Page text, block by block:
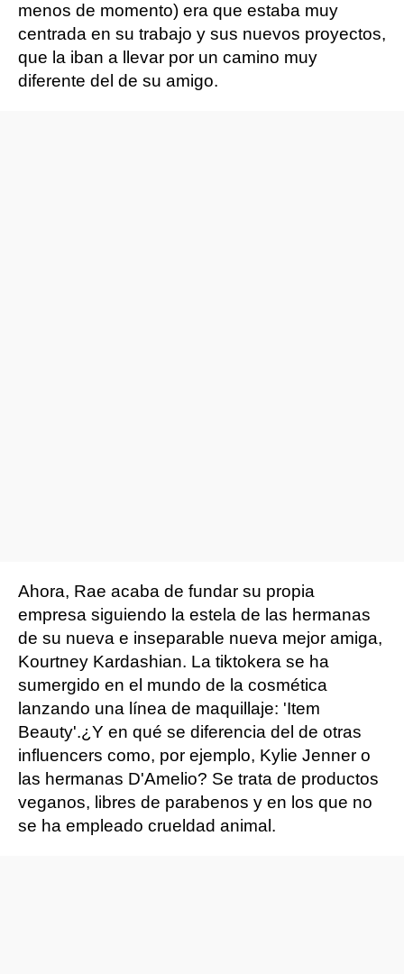
menos de momento) era que estaba muy
centrada en su trabajo y sus nuevos proyectos,
que la iban a llevar por un camino muy
diferente del de su amigo.
Ahora, Rae acaba de fundar su propia
empresa siguiendo la estela de las hermanas
de su nueva e inseparable nueva mejor amiga,
Kourtney Kardashian. La tiktokera se ha
sumergido en el mundo de la cosmética
lanzando una línea de maquillaje: 'Item
Beauty'.¿Y en qué se diferencia del de otras
influencers como, por ejemplo, Kylie Jenner o
las hermanas D'Amelio? Se trata de productos
veganos, libres de parabenos y en los que no
se ha empleado crueldad animal.